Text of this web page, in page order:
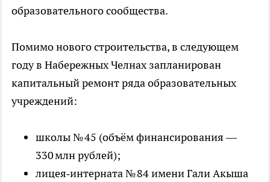
образовательного сообщества.
Помимо нового строительства, в следующем
году в Набережных Челнах запланирован
капитальный ремонт ряда образовательных
учреждений:
школы № 45 (объём финансирования —
330 млн рублей);
лицея‑интерната № 84 имени Гали Акыша